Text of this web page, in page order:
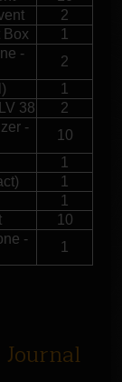
2
Box
1
-
2
1
38
2
-
10
1
1
1
10
-
1
Journal